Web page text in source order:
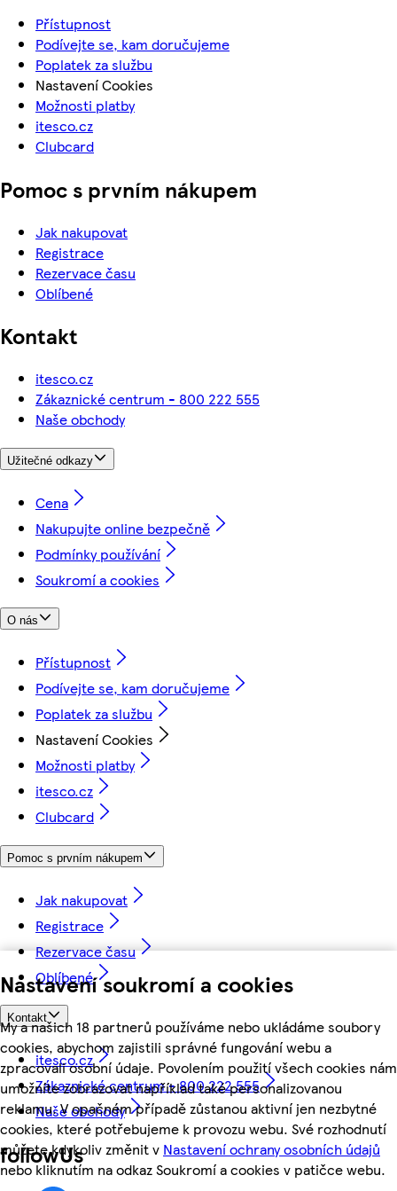
Nastavení soukromí a cookies
My a našich 18 partnerů používáme nebo ukládáme soubory
cookies, abychom zajistili správné fungování webu a
zpracovali osobní údaje. Povolením použití všech cookies nám
umožníte zobrazovat například také personalizovanou
reklamu. V opačném případě zůstanou aktivní jen nezbytné
cookies, které potřebujeme k provozu webu. Své rozhodnutí
můžete kdykoliv změnit v Nastavení ochrany osobních údajů
nebo kliknutím na odkaz Soukromí a cookies v patičce webu.
Přístupnost
Podívejte se, kam doručujeme
Poplatek za službu
Nastavení Cookies
Možnosti platby
itesco.cz
Clubcard
Pomoc s prvním nákupem
Jak nakupovat
Registrace
Rezervace času
Oblíbené
Kontakt
itesco.cz
Zákaznické centrum - 800 222 555
Naše obchody
Užitečné odkazy
Cena
Nakupujte online bezpečně
Podmínky používání
Soukromí a cookies
O nás
Přístupnost
Podívejte se, kam doručujeme
Poplatek za službu
Nastavení Cookies
Možnosti platby
itesco.cz
Clubcard
Pomoc s prvním nákupem
Jak nakupovat
Registrace
Rezervace času
Oblíbené
Kontakt
itesco.cz
Zákaznické centrum - 800 222 555
Naše obchody
followUs